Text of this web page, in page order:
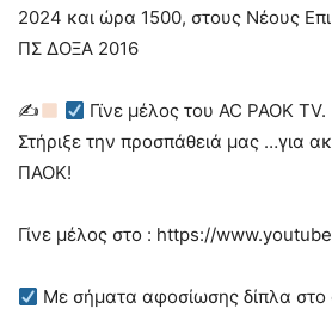
2024 και ώρα 1500, στους Νέους
ΠΣ ΔΟΞΑ 2016
✍
Γϊνε μέλος του AC PAOK TV.
Στήριξε την προσπάθειά μας …για
ΠΑΟΚ!
Γίνε μέλος στο : https://
Με σήματα αφοσίωσης δίπλα